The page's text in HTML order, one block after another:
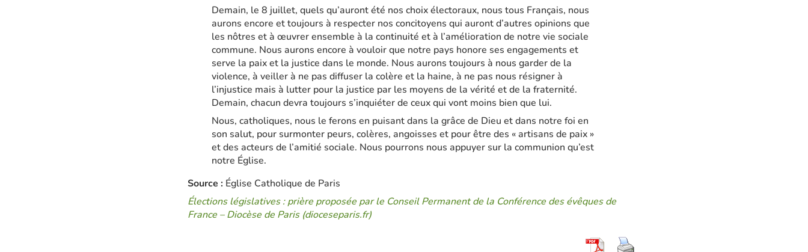
Demain, le 8 juillet, quels qu’auront été nos choix électoraux, nous tous Français, nous
aurons encore et toujours à respecter nos concitoyens qui auront d’autres opinions que
les nôtres et à œuvrer ensemble à la continuité et à l’amélioration de notre vie sociale
commune. Nous aurons encore à vouloir que notre pays honore ses engagements et
serve la paix et la justice dans le monde. Nous aurons toujours à nous garder de la
violence, à veiller à ne pas diffuser la colère et la haine, à ne pas nous résigner à
l’injustice mais à lutter pour la justice par les moyens de la vérité et de la fraternité.
Demain, chacun devra toujours s’inquiéter de ceux qui vont moins bien que lui.
Nous, catholiques, nous le ferons en puisant dans la grâce de Dieu et dans notre foi en
son salut, pour surmonter peurs, colères, angoisses et pour être des « artisans de paix »
et des acteurs de l’amitié sociale. Nous pourrons nous appuyer sur la communion qu’est
notre Église.
Source : Église Catholique de Paris
Élections législatives : prière proposée par le Conseil Permanent de la Conférence des évêques de
France – Diocèse de Paris (dioceseparis.fr)